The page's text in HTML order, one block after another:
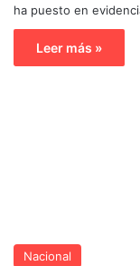
ha puesto en
Leer más »
Nacional